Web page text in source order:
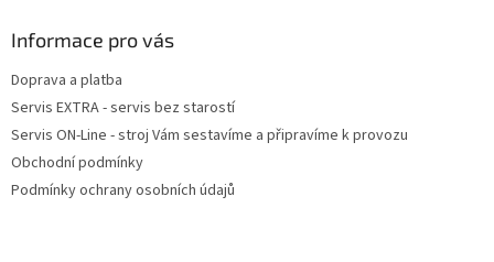
Informace pro vás
Doprava a platba
Servis EXTRA - servis bez starostí
Servis ON-Line - stroj Vám sestavíme a připravíme k provozu
Obchodní podmínky
Podmínky ochrany osobních údajů